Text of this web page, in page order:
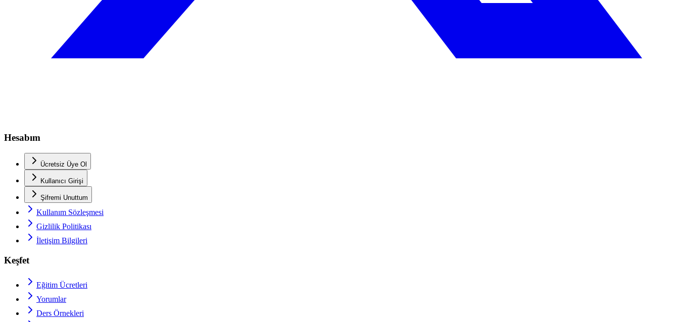
Hesabım
Ücretsiz Üye Ol
Kullanıcı Girişi
Şifremi Unuttum
Kullanım Sözleşmesi
Gizlilik Politikası
İletişim Bilgileri
Keşfet
Eğitim Ücretleri
Yorumlar
Ders Örnekleri